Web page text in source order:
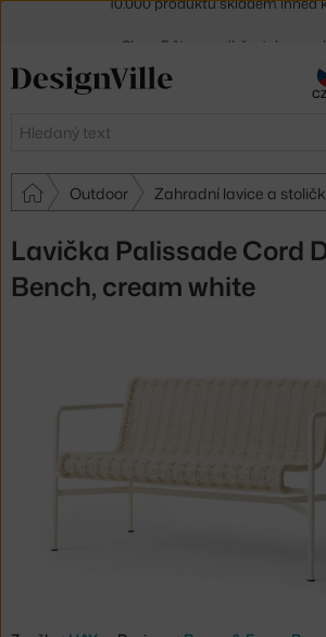
Hledat
Outdoor Zahradní lavice a
Lavička Palissade Cord
Bench, cream white
30 dní na vrácení zboží